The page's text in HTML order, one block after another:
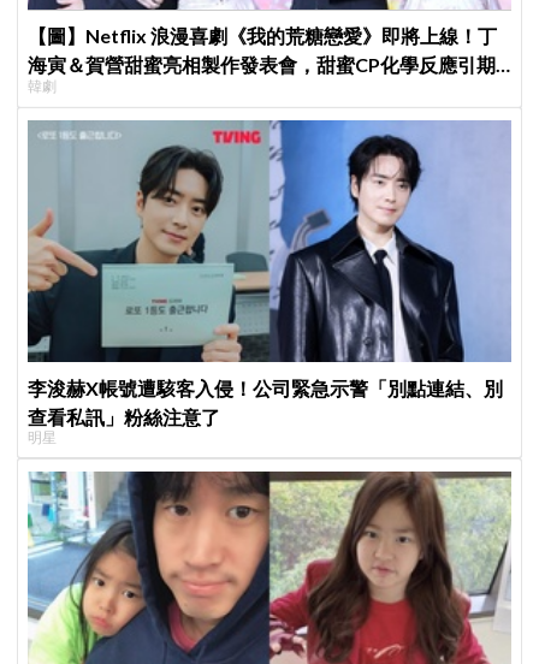
【圖】Netflix 浪漫喜劇《我的荒糖戀愛》即將上線！丁
海寅＆賀營甜蜜亮相製作發表會，甜蜜CP化學反應引期
待
韓劇
李浚赫X帳號遭駭客入侵！公司緊急示警「別點連結、別
查看私訊」粉絲注意了
明星